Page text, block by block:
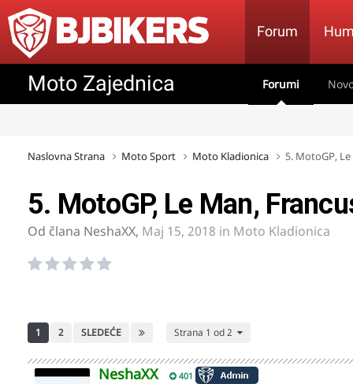
Forum
Moto Zajednica Forumi
Naslovna Strana Moto Sport Moto Kladionica 5. MotoGP,
5. MotoGP, Le Man,
Od člana NeshaXX, Maj 15, 2018 in Moto Kladionica
1 2 SLEDEĆE Strana 1 od 2
NeshaXX 401